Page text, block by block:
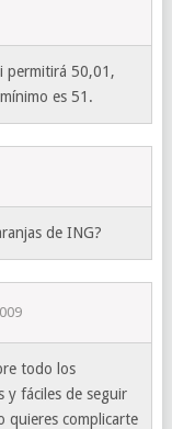
permitirá 50,01,
es 51.
de ING?
todo los
y fáciles de seguir
quieres complicarte